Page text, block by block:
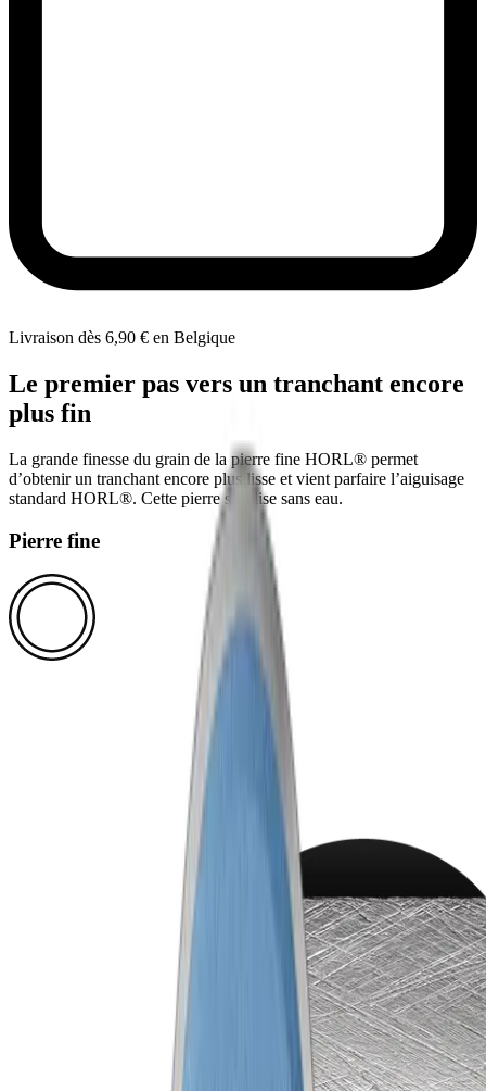
Livraison dès 6,90 € en Belgique
Le premier pas vers un tranchant encore
plus fin
La grande finesse du grain de la pierre fine HORL® permet
d’obtenir un tranchant encore plus lisse et vient parfaire l’aiguisage
standard HORL®. Cette pierre s’utilise sans eau.
Pierre fine